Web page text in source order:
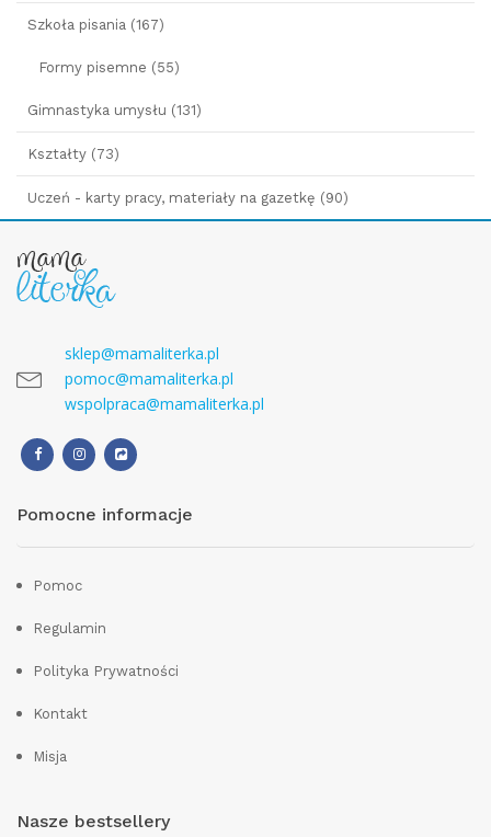
Szkoła pisania (167)
Formy pisemne (55)
Gimnastyka umysłu (131)
Kształty (73)
Uczeń - karty pracy, materiały na gazetkę (90)
sklep@mamaliterka.pl
pomoc@mamaliterka.pl
wspolpraca@mamaliterka.pl
Pomocne informacje
Pomoc
Regulamin
Polityka Prywatności
Kontakt
Misja
Nasze bestsellery